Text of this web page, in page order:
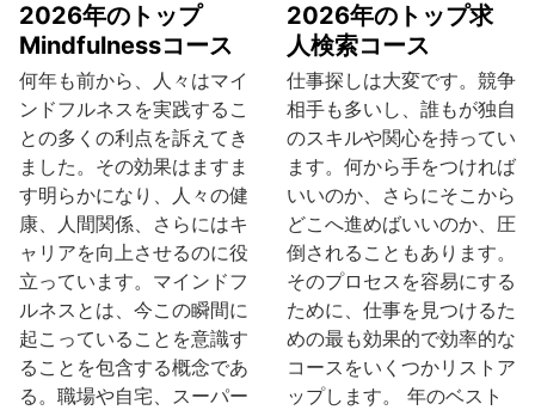
2026年のトップ
Mindfulnessコース
何年も前から、人々はマイ
ンドフルネスを実践するこ
との多くの利点を訴えてき
ました。その効果はますま
す明らかになり、人々の健
康、人間関係、さらにはキ
ャリアを向上させるのに役
立っています。マインドフ
ルネスとは、今この瞬間に
起こっていることを意識す
ることを包含する概念であ
る。職場や自宅、スーパー
2026年のトップ求
人検索コース
仕事探しは大変です。競争
相手も多いし、誰もが独自
のスキルや関心を持ってい
ます。何から手をつければ
いいのか、さらにそこから
どこへ進めばいいのか、圧
倒されることもあります。
そのプロセスを容易にする
ために、仕事を見つけるた
めの最も効果的で効率的な
コースをいくつかリストア
ップします。 年のベスト